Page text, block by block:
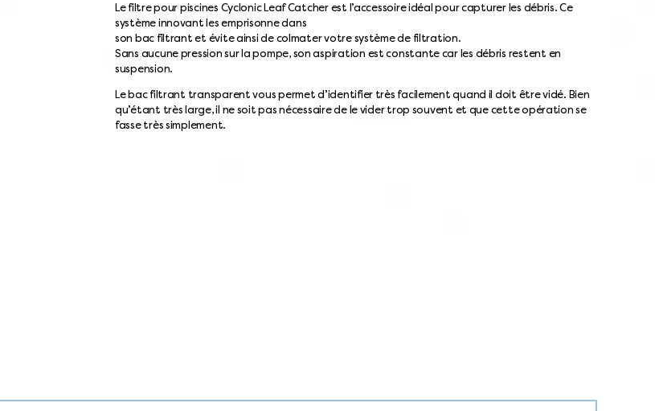
Le filtre pour piscines Cyclonic Leaf Catcher est l’accessoire idéal pour capturer les débris. Ce
système innovant les emprisonne dans
son bac filtrant et évite ainsi de colmater votre système de filtration.
Sans aucune pression sur la pompe, son aspiration est constante car les débris restent en
suspension.
Le bac filtrant transparent vous permet d’identifier très facilement quand il doit être vidé. Bien
qu’étant très large, il ne soit pas nécessaire de le vider trop souvent et que cette opération se
fasse très simplement.